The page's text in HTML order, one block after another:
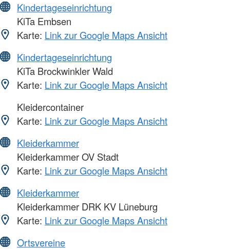
Kindertageseinrichtung
KiTa Embsen
Karte: Link zur Google Maps Ansicht
Kindertageseinrichtung
KiTa Brockwinkler Wald
Karte: Link zur Google Maps Ansicht
Kleidercontainer
Karte: Link zur Google Maps Ansicht
Kleiderkammer
Kleiderkammer OV Stadt
Karte: Link zur Google Maps Ansicht
Kleiderkammer
Kleiderkammer DRK KV Lüneburg
Karte: Link zur Google Maps Ansicht
Ortsvereine